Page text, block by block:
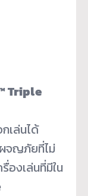
Triple
เล่นได้
จญภัยที่ไม่
องเล่นที่มีใน